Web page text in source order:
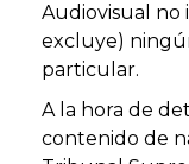
Audiovisual no
excluye)
particular.
A la hora de
contenido de